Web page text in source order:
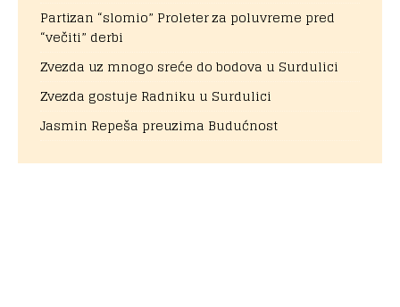
Partizan “slomio” Proleter za poluvreme pred
“večiti” derbi
Zvezda uz mnogo sreće do bodova u Surdulici
Zvezda gostuje Radniku u Surdulici
Jasmin Repeša preuzima Budućnost